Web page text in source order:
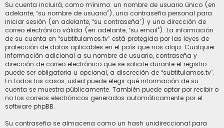
Su cuenta incluirá, como mínimo: un nombre de usuario único (en
adelante, “su nombre de usuario”), una contraseña personal para
iniciar sesión (en adelante, “su contraseña”) y una dirección de
correo electrónico válida (en adelante, “su email”). La información
de su cuenta en “subtitulamos.tv” está protegida por las leyes de
protección de datos aplicables en el país que nos aloja. Cualquier
información adicional a su nombre de usuario, contraseña y
dirección de correo electrónico que se solicite durante el registro
puede ser obligatoria u opcional, a discreción de “subtitulamos.tv”.
En todos los casos, usted puede elegir qué información de su
cuenta se muestra públicamente. También puede optar por recibir o
no los correos electrónicos generados automáticamente por el
software phpBB.
Su contraseña se almacena como un hash unidireccional para